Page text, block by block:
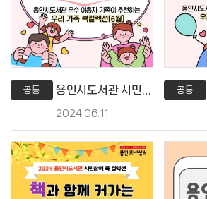
공통 용인시도서관 시민 참여 북 컬렉션(6월)📖
2024.06.11
공통